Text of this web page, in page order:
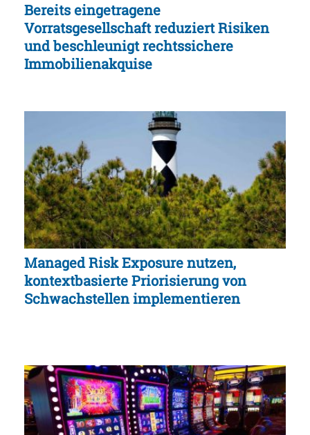
Bereits eingetragene
Vorratsgesellschaft reduziert Risiken
und beschleunigt rechtssichere
Immobilienakquise
Managed Risk Exposure nutzen,
kontextbasierte Priorisierung von
Schwachstellen implementieren